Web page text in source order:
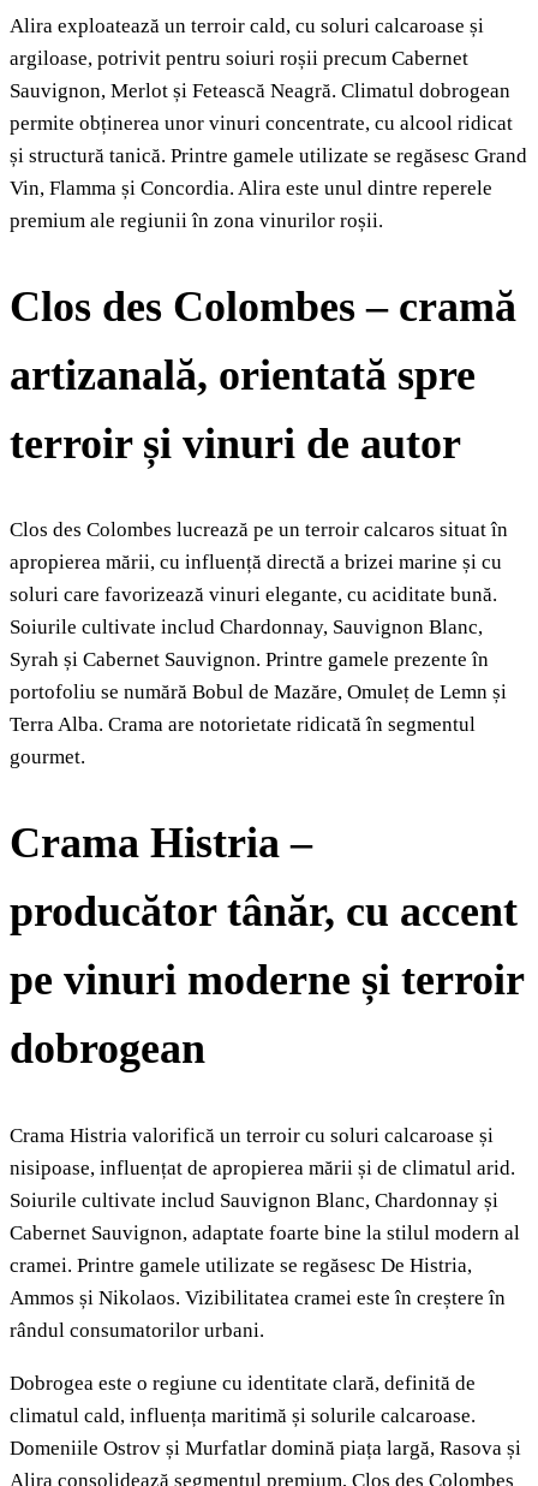
Alira exploatează un terroir cald, cu soluri calcaroase și
argiloase, potrivit pentru soiuri roșii precum Cabernet
Sauvignon, Merlot și Fetească Neagră. Climatul dobrogean
permite obținerea unor vinuri concentrate, cu alcool ridicat
și structură tanică. Printre gamele utilizate se regăsesc Grand
Vin, Flamma și Concordia. Alira este unul dintre reperele
premium ale regiunii în zona vinurilor roșii.
Clos des Colombes – cramă
artizanală, orientată spre
terroir și vinuri de autor
Clos des Colombes lucrează pe un terroir calcaros situat în
apropierea mării, cu influență directă a brizei marine și cu
soluri care favorizează vinuri elegante, cu aciditate bună.
Soiurile cultivate includ Chardonnay, Sauvignon Blanc,
Syrah și Cabernet Sauvignon. Printre gamele prezente în
portofoliu se numără Bobul de Mazăre, Omuleț de Lemn și
Terra Alba. Crama are notorietate ridicată în segmentul
gourmet.
Crama Histria –
producător tânăr, cu accent
pe vinuri moderne și terroir
dobrogean
Crama Histria valorifică un terroir cu soluri calcaroase și
nisipoase, influențat de apropierea mării și de climatul arid.
Soiurile cultivate includ Sauvignon Blanc, Chardonnay și
Cabernet Sauvignon, adaptate foarte bine la stilul modern al
cramei. Printre gamele utilizate se regăsesc De Histria,
Ammos și Nikolaos. Vizibilitatea cramei este în creștere în
rândul consumatorilor urbani.
Dobrogea este o regiune cu identitate clară, definită de
climatul cald, influența maritimă și solurile calcaroase.
Domeniile Ostrov și Murfatlar domină piața largă, Rasova și
Alira consolidează segmentul premium, Clos des Colombes